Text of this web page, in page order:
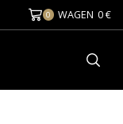
0 WAGEN 0€